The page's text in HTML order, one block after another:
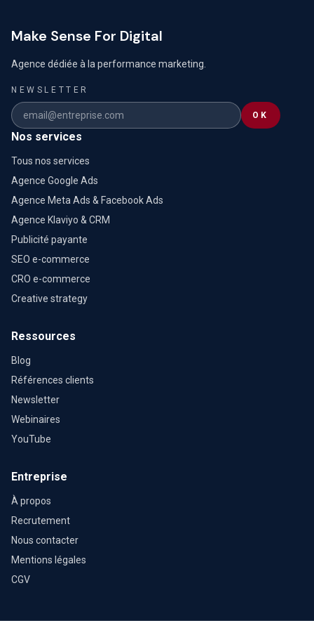
Make Sense For Digital
Agence dédiée à la performance marketing.
NEWSLETTER
OK
Nos services
Tous nos services
Agence Google Ads
Agence Meta Ads & Facebook Ads
Agence Klaviyo & CRM
Publicité payante
SEO e-commerce
CRO e-commerce
Creative strategy
Ressources
Blog
Références clients
Newsletter
Webinaires
YouTube
Entreprise
À propos
Recrutement
Nous contacter
Mentions légales
CGV